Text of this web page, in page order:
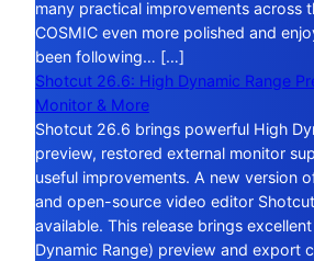
many practical improvements across
COSMIC even more polished and
been following… […]
Shotcut 26.6: High Dynamic Range
Monitor & More
Shotcut 26.6 brings powerful High
preview, restored external monitor
useful improvements. A new version
and open-source video editor
available. This release brings
Dynamic Range) preview and export